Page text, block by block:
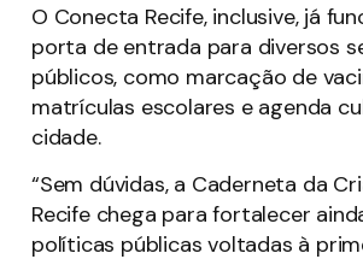
O Conecta Recife, inclusive, já
porta de entrada para diversos
públicos, como marcação de
matrículas escolares e agenda
cidade.
“Sem dúvidas, a Caderneta da
Recife chega para fortalecer
políticas públicas voltadas à